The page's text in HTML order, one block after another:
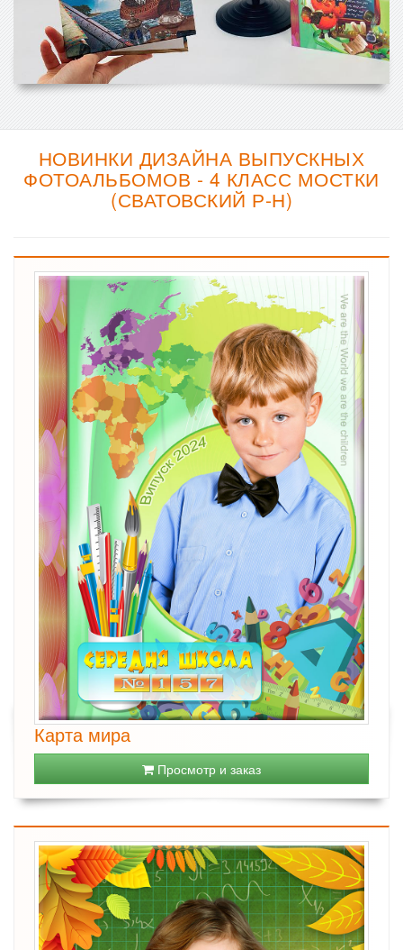
НОВИНКИ ДИЗАЙНА ВЫПУСКНЫХ
ФОТОАЛЬБОМОВ - 4 КЛАСС МОСТКИ
(СВАТОВСКИЙ Р-Н)
Карта мира
Просмотр и заказ